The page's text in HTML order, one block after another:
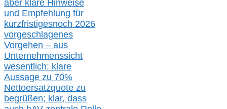
aber klare Hinweise
und Empfehlung für
kurzfristigesnoch 2026
vorgeschlagenes
Vorgehen – aus
Unternehmenssicht
wesentlich: klare
Aussage zu 70%
Nettoersatzquote zu
begrüßen; klar, dass